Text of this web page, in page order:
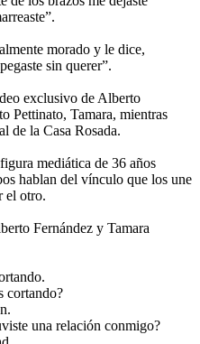
morado y le dice,
sin querer”.
exclusivo de Alberto
Pettinato, Tamara, mientras
de la Casa Rosada.
mediática de 36 años
hablan del vínculo que los une
el otro.
Fernández y Tamara
cortando?
una relación conmigo?